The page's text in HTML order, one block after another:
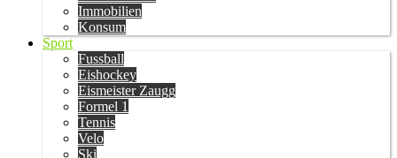
Immobilien
Konsum
Sport
Fussball
Eishockey
Eismeister Zaugg
Formel 1
Tennis
Velo
Ski